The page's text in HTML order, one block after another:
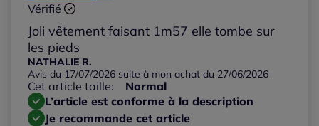
Vérifié
Joli vêtement faisant 1m57 elle tombe sur
les pieds
NATHALIE R.
Avis du 17/07/2026 suite à mon achat du 27/06/2026
Cet article taille:
Normal
L’article est conforme à la description
Je recommande cet article